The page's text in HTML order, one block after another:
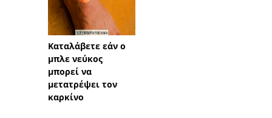
Καταλάβετε εάν ο
μπλε νεύκος
μπορεί να
μετατρέψει τον
καρκίνο